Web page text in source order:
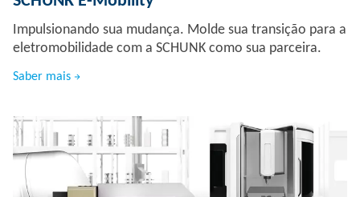
Impulsionando sua mudança. Molde sua transição para a
eletromobilidade com a SCHUNK como sua parceira.
Saber mais